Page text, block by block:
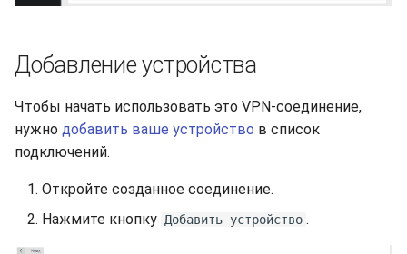
Добавление устройства
Чтобы начать использовать это VPN-соединение,
нужно добавить ваше устройство в список
подключений.
Откройте созданное соединение.
Нажмите кнопку Добавить устройство .